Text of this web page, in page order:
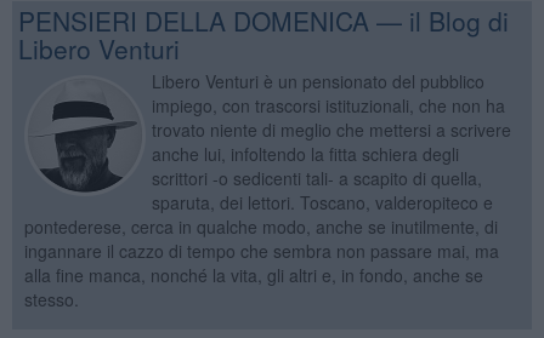
PENSIERI DELLA DOMENICA — il Blog di
Libero Venturi
Libero Venturi è un pensionato del pubblico
impiego, con trascorsi istituzionali, che non ha
trovato niente di meglio che mettersi a scrivere
anche lui, infoltendo la fitta schiera degli
scrittori -o sedicenti tali- a scapito di quella,
sparuta, dei lettori. Toscano, valderopiteco e
pontederese, cerca in qualche modo, anche se inutilmente, di
ingannare il cazzo di tempo che sembra non passare mai, ma
alla fine manca, nonché la vita, gli altri e, in fondo, anche se
stesso.